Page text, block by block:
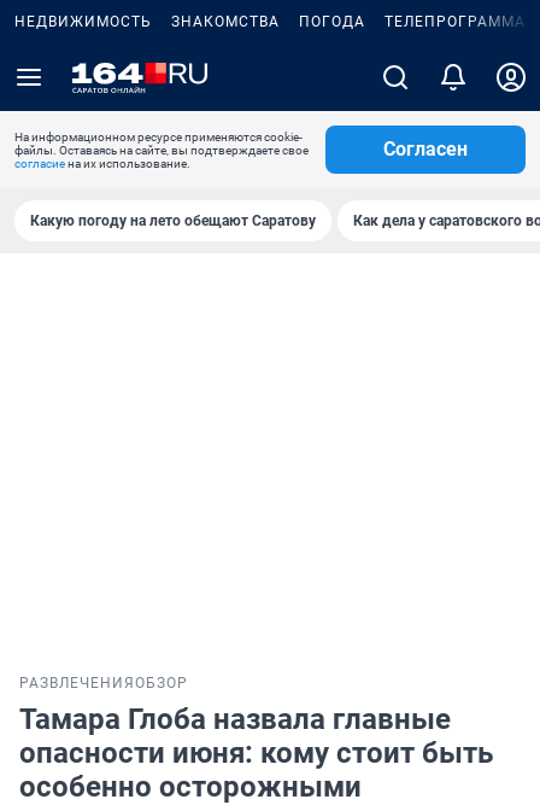
НЕДВИЖИМОСТЬ ЗНАКОМСТВА ПОГОДА ТЕЛЕПРОГРАММА
На информационном ресурсе применяются cookie-
файлы. Оставаясь на сайте, вы подтверждаете свое
согласиена их использование.
Согласен
Какую погоду на лето обещают Саратову Как дела у саратовского
РАЗВЛЕЧЕНИЯ ОБЗОР
Тамара Глоба назвала главные
опасности июня: кому стоит быть
особенно осторожными